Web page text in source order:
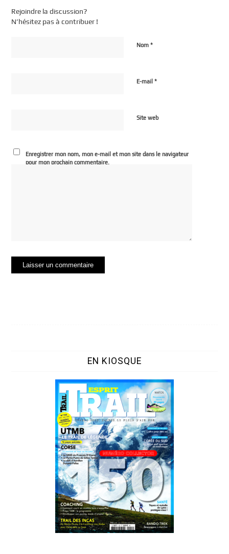
Rejoindre la discussion?
N’hésitez pas à contribuer !
Nom*
E-mail*
Site web
Enregistrer mon nom, mon e-mail et mon site dans le navigateur
pour mon prochain commentaire.
EN KIOSQUE